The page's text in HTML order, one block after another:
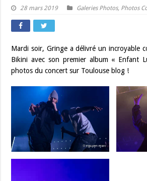
28 mars 2019 Galeries Photos, Photos
Mardi soir, Gringe a délivré un incroyable
Bikini avec son premier album « Enfant
photos du concert sur Toulouse blog !